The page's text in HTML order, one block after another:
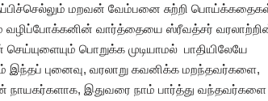
மறவன் வேம்பனை சுற்றி
வழிப்போக்கனின் வார்த்தையை ஸ்ரீவத்சர்
பொறுக்க முடியாமல் பாதியிலேயே
இந்தப் புனைவு, வரலாறு கவனிக்க மறந்தவர்களை,
நாயகர்களாக, இதுவரை நாம் பார்த்து வந்தவர்களை